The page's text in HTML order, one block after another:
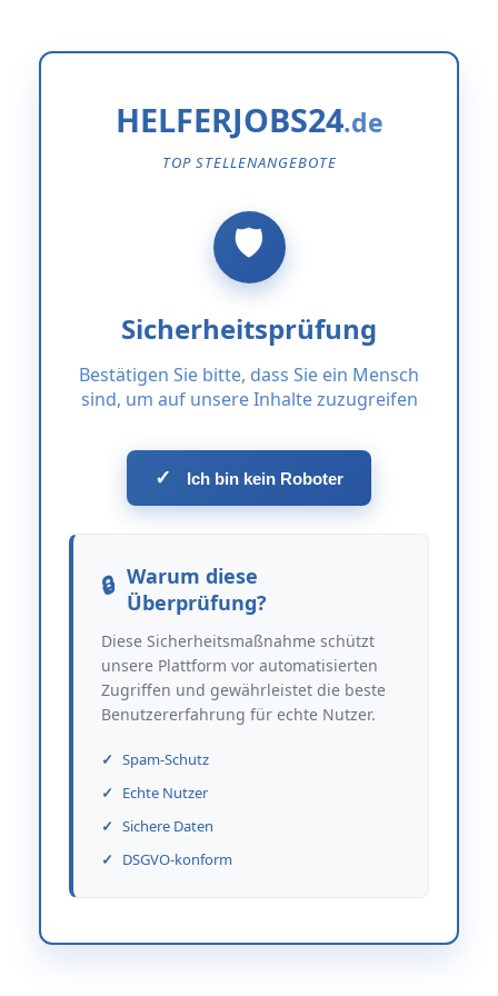
HELFERJOBS24
TOP STELLENANGEBOTE
Sicherheitsprüfung
Bestätigen Sie bitte, dass Sie ein Mensch
sind, um auf unsere Inhalte zuzugreifen
✓ Ich bin kein Roboter
Warum diese
Überprüfung?
Diese Sicherheitsmaßnahme schützt
unsere Plattform vor automatisierten
Zugriffen und gewährleistet die beste
Benutzererfahrung für echte Nutzer.
Spam-Schutz
Echte Nutzer
Sichere Daten
DSGVO-konform